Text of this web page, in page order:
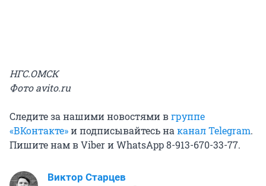
НГС.ОМСК
Фото avito.ru
Следите за нашими новостями вгруппе
«ВКонтакте»и подписывайтесь на канал Telegram.
Пишите нам в Viber и WhatsApp 8-913-670-33-77.
Виктор Старцев